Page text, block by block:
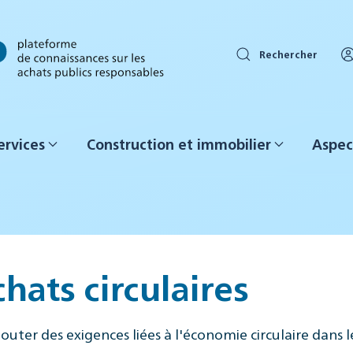
Rechercher
Construction et immobilier
circulaires
des exigences liées à l'économie circulaire dans